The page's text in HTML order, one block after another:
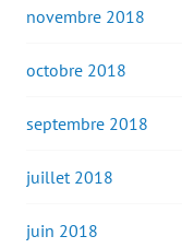
novembre 2018
octobre 2018
septembre 2018
juillet 2018
juin 2018